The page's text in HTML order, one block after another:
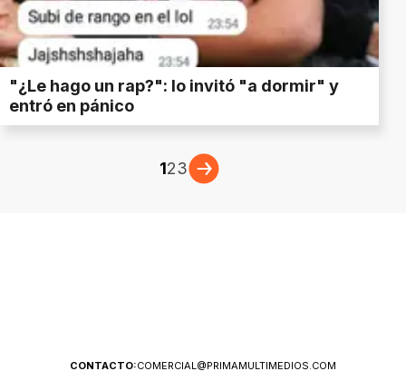
"¿Le hago un rap?": lo invitó "a dormir" y
entró en pánico
123
CONTACTO:COMERCIAL@PRIMAMULTIMEDIOS.COM